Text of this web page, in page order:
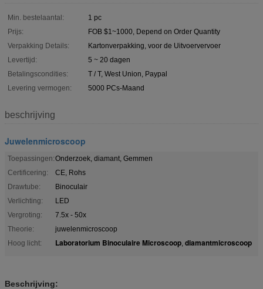
Min. bestelaantal:
1 pc
Prijs:
FOB $1~1000, Depend on Order Quantity
Verpakking Details:
Kartonverpakking, voor de Uitvoervervoer
Levertijd:
5 ~ 20 dagen
Betalingscondities:
T / T, West Union, Paypal
Levering vermogen:
5000 PCs-Maand
beschrijving
Juwelenmicroscoop
Toepassingen:Onderzoek, diamant, Gemmen
Certificering:
CE, Rohs
Drawtube:
Binoculair
Verlichting:
LED
Vergroting:
7.5x - 50x
Theorie:
juwelenmicroscoop
Hoog licht:
Laboratorium Binoculaire Microscoop, diamantmicroscoop
Beschrijving: